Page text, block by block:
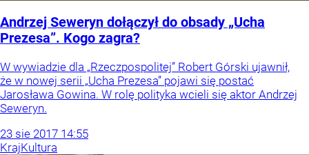
Andrzej Seweryn dołączył do obsady „Ucha
Prezesa”. Kogo zagra?
W wywiadzie dla „Rzeczpospolitej” Robert Górski ujawnił,
że w nowej serii „Ucha Prezesa” pojawi się postać
Jarosława Gowina. W rolę polityka wcieli się aktor Andrzej
Seweryn.
23 sie 2017 14:55
KrajKultura